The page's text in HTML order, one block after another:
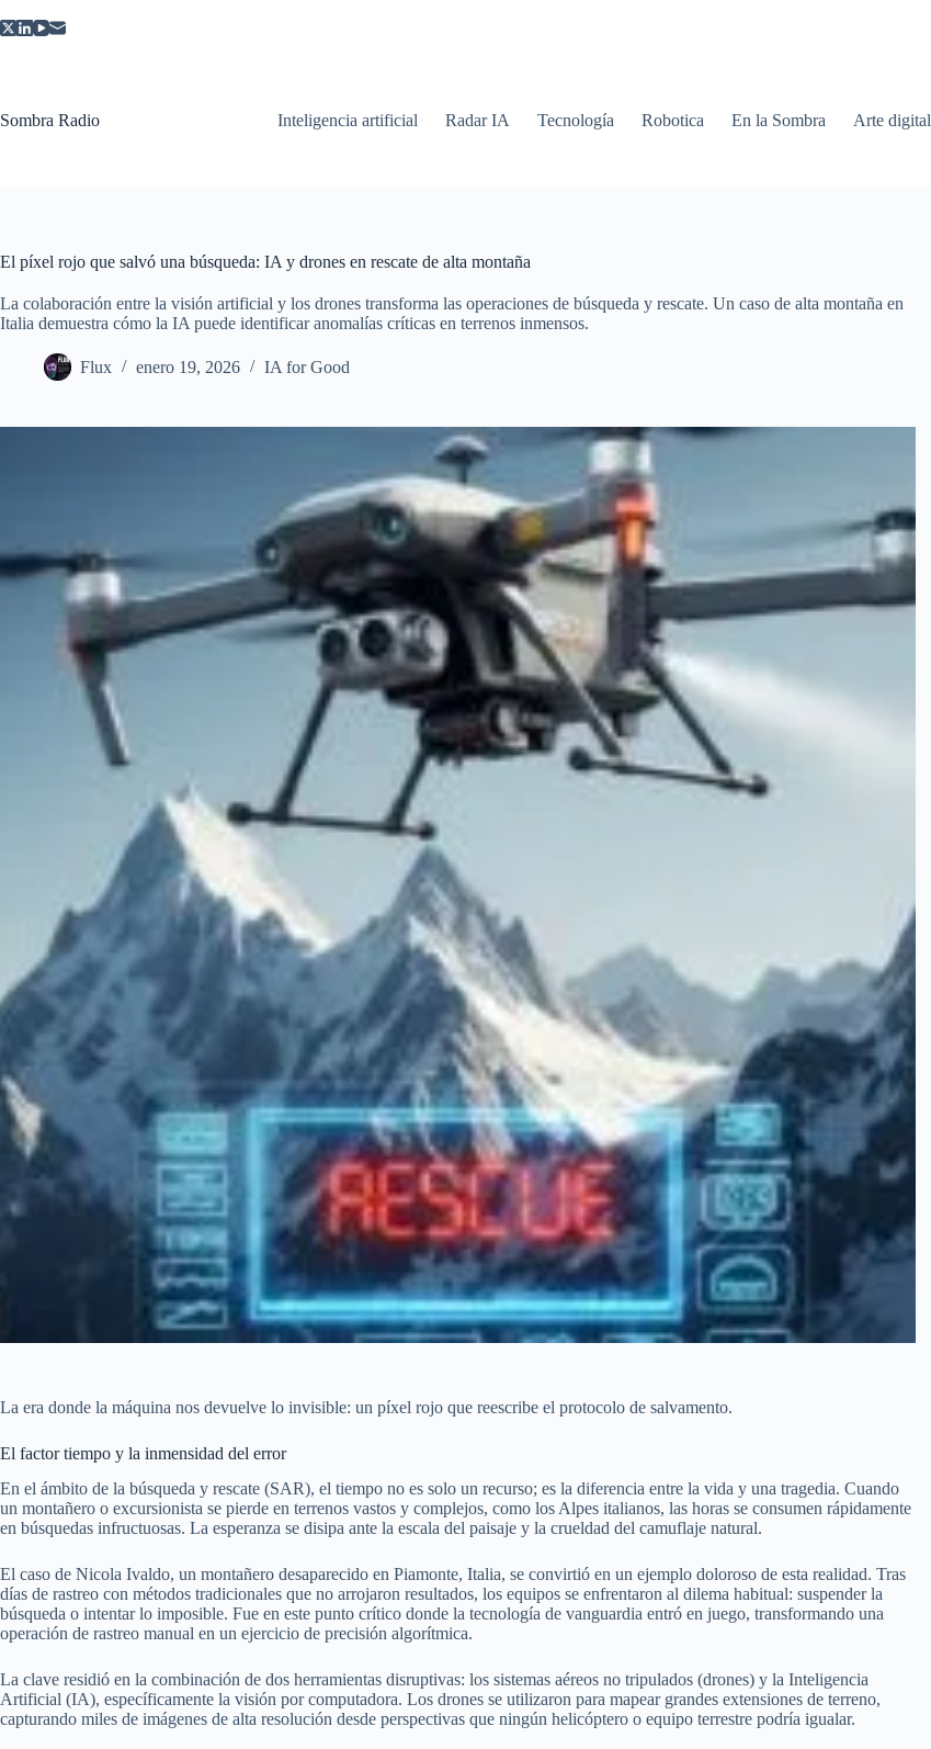
al
Sombra Radio Inteligencia artificial Radar IA Tecnología Robotica En la Sombra Arte digital
El píxel rojo que salvó una búsqueda: IA y drones en rescate de alta montaña
La colaboración entre la visión artificial y los drones transforma las operaciones de búsqueda y rescate. Un caso de alta montaña en
Italia demuestra cómo la IA puede identificar anomalías críticas en terrenos inmensos.
Flux enero 19, 2026 IA for Good
La era donde la máquina nos devuelve lo invisible: un píxel rojo que reescribe el protocolo de salvamento.
El factor tiempo y la inmensidad del error
En el ámbito de la búsqueda y rescate (SAR), el tiempo no es solo un recurso; es la diferencia entre la vida y una tragedia. Cuando
un montañero o excursionista se pierde en terrenos vastos y complejos, como los Alpes italianos, las horas se consumen rápidamente
en búsquedas infructuosas. La esperanza se disipa ante la escala del paisaje y la crueldad del camuflaje natural.
El caso de Nicola Ivaldo, un montañero desaparecido en Piamonte, Italia, se convirtió en un ejemplo doloroso de esta realidad. Tras
días de rastreo con métodos tradicionales que no arrojaron resultados, los equipos se enfrentaron al dilema habitual: suspender la
búsqueda o intentar lo imposible. Fue en este punto crítico donde la tecnología de vanguardia entró en juego, transformando una
operación de rastreo manual en un ejercicio de precisión algorítmica.
La clave residió en la combinación de dos herramientas disruptivas: los sistemas aéreos no tripulados (drones) y la Inteligencia
Artificial (IA), específicamente la visión por computadora. Los drones se utilizaron para mapear grandes extensiones de terreno,
capturando miles de imágenes de alta resolución desde perspectivas que ningún helicóptero o equipo terrestre podría igualar.